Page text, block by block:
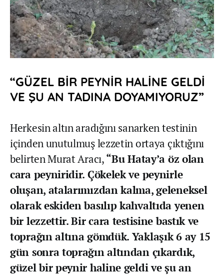
“GÜZEL BİR PEYNİR HALİNE GELDİ
VE ŞU AN TADINA DOYAMIYORUZ”
Herkesin altın aradığını sanarken testinin
içinden unutulmuş lezzetin ortaya çıktığını
belirten Murat Aracı,“Bu Hatay’a öz olan
cara peyniridir. Çökelek ve peynirle
oluşan, atalarımızdan kalma, geleneksel
olarak eskiden basılıp kahvaltıda yenen
bir lezzettir. Bir cara testisine bastık ve
toprağın altına gömdük. Yaklaşık 6 ay 15
gün sonra toprağın altından çıkardık,
güzel bir peynir haline geldi ve şu an